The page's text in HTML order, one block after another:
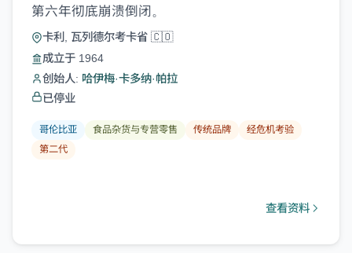
第六年彻底崩溃倒闭。
卡利, 瓦列德尔考卡省 🇨🇴
成立于 1964
创始人: 哈伊梅·卡多纳·帕拉
已停业
哥伦比亚 食品杂货与专营零售 传统品牌
经危机考验
第二代
查看资料